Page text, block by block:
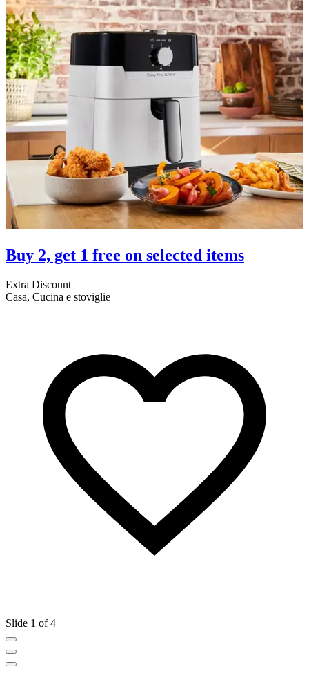
Buy 2, get 1 free on selected items
Extra Discount
Casa, Cucina e stoviglie
Slide 1 of 4